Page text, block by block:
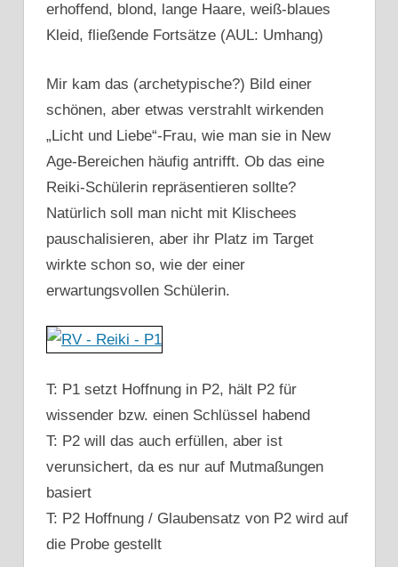
erhoffend, blond, lange Haare, weiß-blaues
Kleid, fließende Fortsätze (AUL: Umhang)
Mir kam das (archetypische?) Bild einer
schönen, aber etwas verstrahlt wirkenden
„Licht und Liebe“-Frau, wie man sie in New
Age-Bereichen häufig antrifft. Ob das eine
Reiki-Schülerin repräsentieren sollte?
Natürlich soll man nicht mit Klischees
pauschalisieren, aber ihr Platz im Target
wirkte schon so, wie der einer
erwartungsvollen Schülerin.
T: P1 setzt Hoffnung in P2, hält P2 für
wissender bzw. einen Schlüssel habend
T: P2 will das auch erfüllen, aber ist
verunsichert, da es nur auf Mutmaßungen
basiert
T: P2 Hoffnung / Glaubensatz von P2 wird auf
die Probe gestellt